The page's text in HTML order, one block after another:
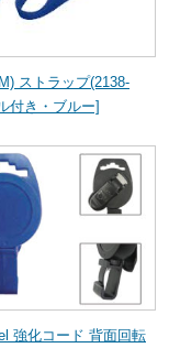
ストラップ(2138-
付き・ブルー]
強化コード 背面回転